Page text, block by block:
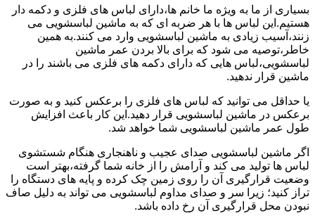
بسیاری از ما به ویژه ما خانم ها،دارای لباس های فلزی و دکمه دار
هستیم.این لباس ها با هر ضربه ای که به ماشین لباسشویی می
زنند،آسیب زیادی به ماشین لباسشویی وارد می کنند.به همین
خاطر،توصیه می شود که برای بالا بردن عمر ماشین
لباسشویی،لباس هایی که دارای دکمه های فلزی می باشند را در
ماشین قرار ندهید.
یا حداقل می توانید که لباس های فلزی را برعکس کنید و به صورت
برعکس در ماشین لباسشویی قرار دهید.این کار باعث افزایش
طول عمر ماشین لباسشویی شما خواهد شد.
اگر ماشین لباسشویی صدای عجیب و ناهنجاری هنگام شستشوی
لباس ها تولید می کند و آرامش را از خانه شما گرفته،بهتر است
وضعیت قرارگیری آن را روی زمین چک کرده و پایه های دستگاه را
تراز کنید؛ زیرا سر و صدای مداوم لباسشویی می تواند به دلیل صاف
نبودن محل قرارگیری آن رخ داده باشد.